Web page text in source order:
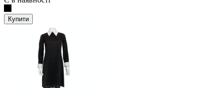
Купити